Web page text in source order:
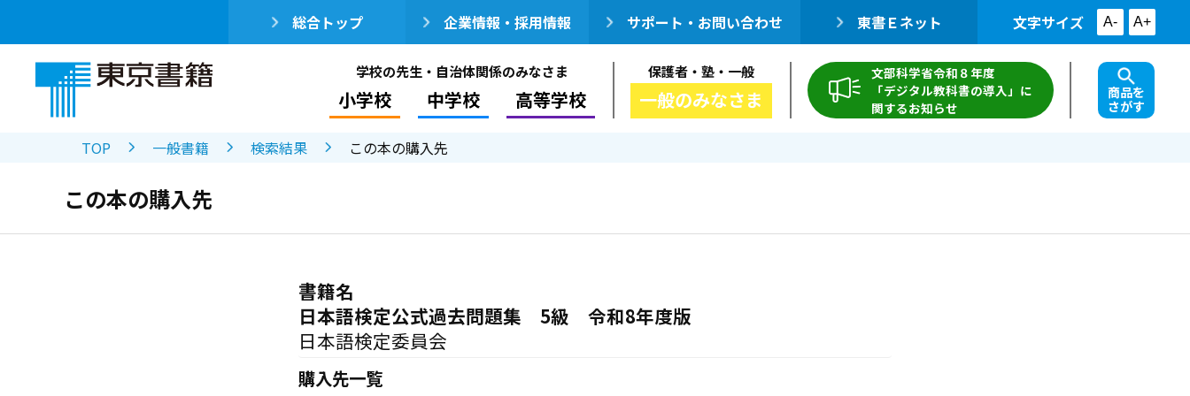
総合トップ 企業情報・採用情報 サポート・お問い合わせ 東書Ｅネット 文字サイズ A- A+
学校の先生・自治体関係のみなさま
小学校 中学校 高等学校
保護者・塾・一般
一般のみなさま
文部科学省令和８年度
「デジタル教科書の導入」に
関するお知らせ
商品を
さがす
TOP 一般書籍 検索結果 この本の購入先
この本の購入先
書籍名
日本語検定公式過去問題集 5級 令和8年度版
日本語検定委員会
購入先一覧